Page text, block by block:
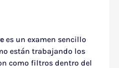
es un examen sencillo
están trabajando los
como filtros dentro del